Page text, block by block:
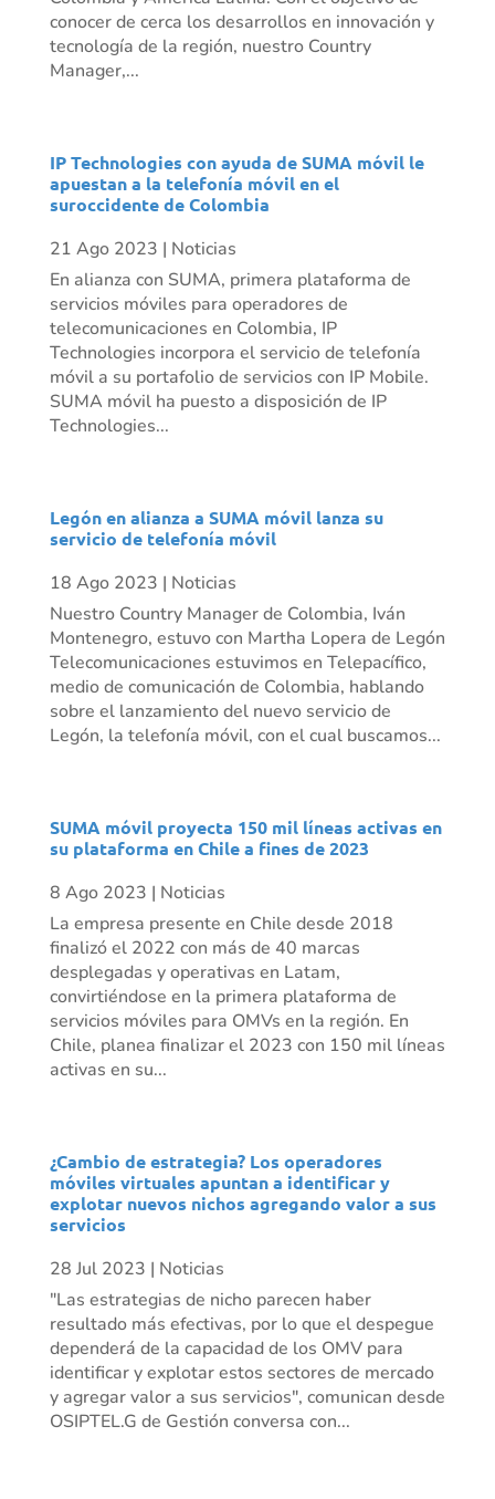
conocer de cerca los desarrollos en innovación y
tecnología de la región, nuestro Country
Manager,...
IP Technologies con ayuda de SUMA móvil le
apuestan a la telefonía móvil en el
suroccidente de Colombia
21 Ago 2023 | Noticias
En alianza con SUMA, primera plataforma de
servicios móviles para operadores de
telecomunicaciones en Colombia, IP
Technologies incorpora el servicio de telefonía
móvil a su portafolio de servicios con IP Mobile.
SUMA móvil ha puesto a disposición de IP
Technologies...
Legón en alianza a SUMA móvil lanza su
servicio de telefonía móvil
18 Ago 2023 | Noticias
Nuestro Country Manager de Colombia, Iván
Montenegro, estuvo con Martha Lopera de Legón
Telecomunicaciones estuvimos en Telepacífico,
medio de comunicación de Colombia, hablando
sobre el lanzamiento del nuevo servicio de
Legón, la telefonía móvil, con el cual buscamos...
SUMA móvil proyecta 150 mil líneas activas en
su plataforma en Chile a fines de 2023
8 Ago 2023 | Noticias
La empresa presente en Chile desde 2018
finalizó el 2022 con más de 40 marcas
desplegadas y operativas en Latam,
convirtiéndose en la primera plataforma de
servicios móviles para OMVs en la región. En
Chile, planea finalizar el 2023 con 150 mil líneas
activas en su...
¿Cambio de estrategia? Los operadores
móviles virtuales apuntan a identificar y
explotar nuevos nichos agregando valor a sus
servicios
28 Jul 2023 | Noticias
"Las estrategias de nicho parecen haber
resultado más efectivas, por lo que el despegue
dependerá de la capacidad de los OMV para
identificar y explotar estos sectores de mercado
y agregar valor a sus servicios", comunican desde
OSIPTEL.G de Gestión conversa con...